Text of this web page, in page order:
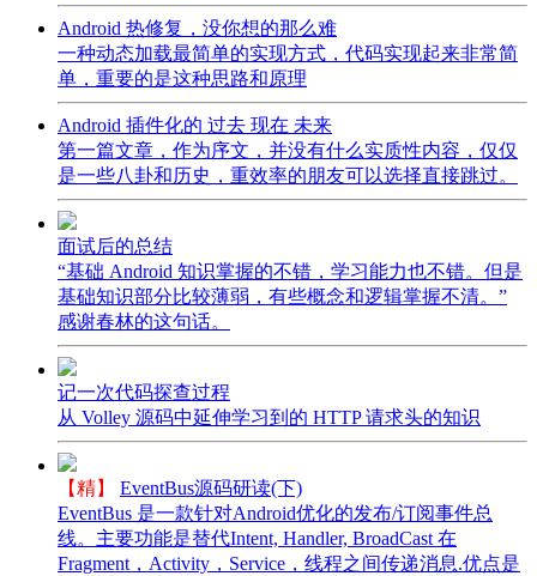
Android 热修复，没你想的那么难
一种动态加载最简单的实现方式，代码实现起来非常简
单，重要的是这种思路和原理
Android 插件化的 过去 现在 未来
第一篇文章，作为序文，并没有什么实质性内容，仅仅
是一些八卦和历史，重效率的朋友可以选择直接跳过。
面试后的总结
“基础 Android 知识掌握的不错，学习能力也不错。但是
基础知识部分比较薄弱，有些概念和逻辑掌握不清。”
感谢春林的这句话。
记一次代码探查过程
从 Volley 源码中延伸学习到的 HTTP 请求头的知识
【精】
EventBus源码研读(下)
EventBus 是一款针对Android优化的发布/订阅事件总
线。主要功能是替代Intent, Handler, BroadCast 在
Fragment，Activity，Service，线程之间传递消息.优点是